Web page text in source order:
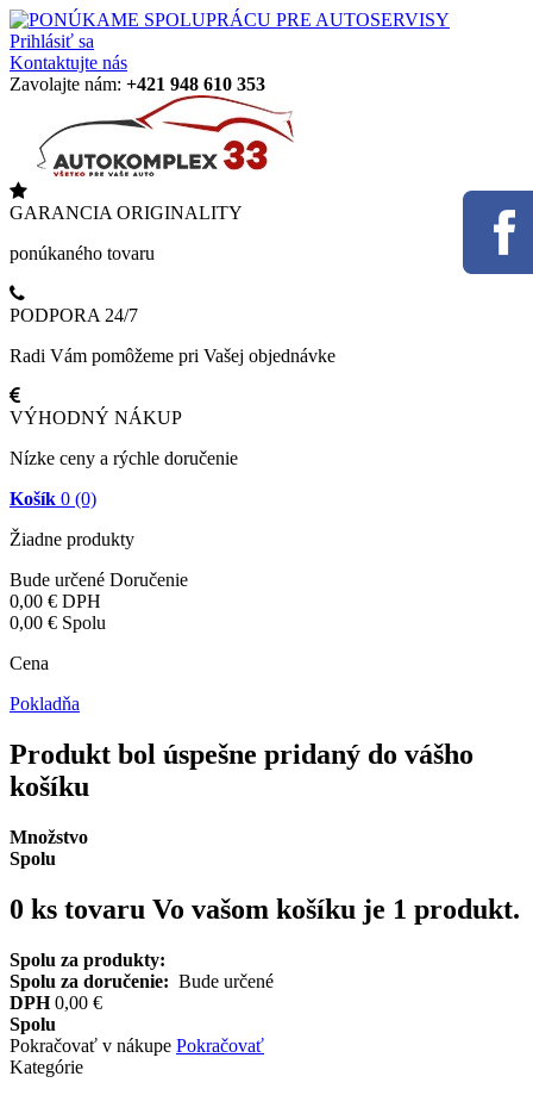
Prihlásiť sa
Kontaktujte nás
Zavolajte nám: +421 948 610 353
GARANCIA ORIGINALITY
ponúkaného tovaru
PODPORA 24/7
Radi Vám pomôžeme pri Vašej objednávke
VÝHODNÝ NÁKUP
Nízke ceny a rýchle doručenie
Košík 0 (0)
Žiadne produkty
Bude určené Doručenie
0,00 € DPH
0,00 € Spolu
Cena
Pokladňa
Produkt bol úspešne pridaný do vášho
košíku
Množstvo
Spolu
0 ks tovaru Vo vašom košíku je 1 produkt.
Spolu za produkty:
Spolu za doručenie: Bude určené
DPH 0,00 €
Spolu
Pokračovať v nákupe Pokračovať
Kategórie